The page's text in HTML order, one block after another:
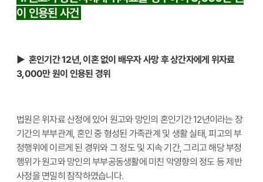
이 인용된 사건
▶ 혼인기간 12년, 이혼 없이 배우자 사망 후 상간자에게 위자료
3,000만 원이 인용된 경위
법원은 위자료 산정에 있어 원고와 망인의 혼인기간 12년이라는 장
기간의 부부관계, 혼인 중 형성된 가족관계 및 생활 실태, 피고의 부
정행위에 이르게 된 경위와 그 정도 및 지속 기간, 그리고 해당 부정
행위가 원고와 망인의 부부공동생활에 미친 악영향의 정도 등 제반
사정을 면밀히 참작하였습니다.